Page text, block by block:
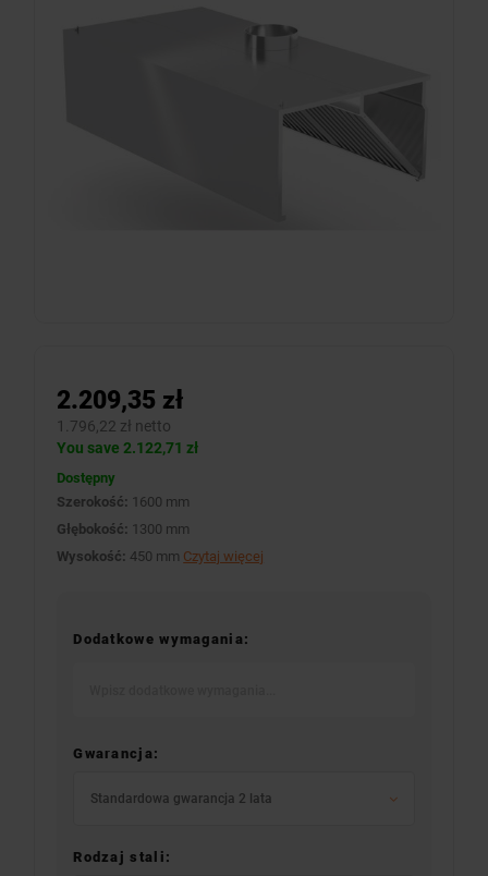
2.209,35 zł
1.796,22 zł netto
You save 2.122,71 zł
Dostępny
Szerokość: 1600 mm
Głębokość: 1300 mm
Wysokość: 450 mm Czytaj więcej
Dodatkowe wymagania:
Gwarancja:
Standardowa gwarancja 2 lata
Rodzaj stali: